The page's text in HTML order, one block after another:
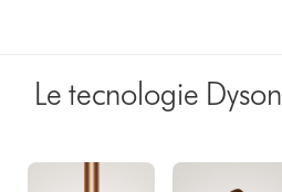
Le tecnologie Dyson